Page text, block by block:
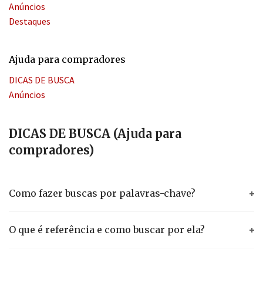
Anúncios
Destaques
Ajuda para compradores
DICAS DE BUSCA
Anúncios
DICAS DE BUSCA (Ajuda para
compradores)
Como fazer buscas por palavras-chave?
O que é referência e como buscar por ela?